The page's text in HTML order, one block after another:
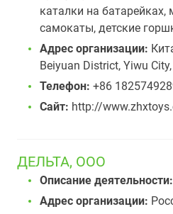
каталки на
самокаты, детские
Адрес организации:
Beiyuan District, Yiwu
Телефон: +86
Сайт: http://
ДЕЛЬТА, ООО
Описание деятельности:
Адрес организации: